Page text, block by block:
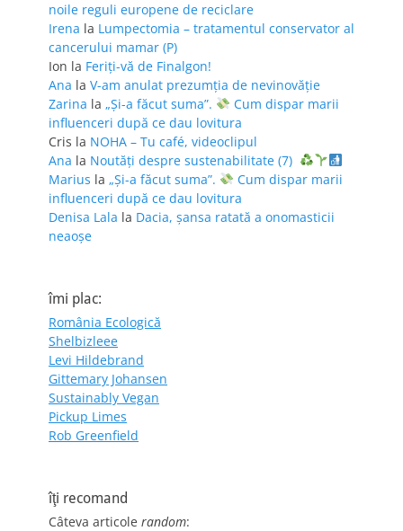
noile reguli europene de reciclare
Irena la Lumpectomia – tratamentul conservator al
cancerului mamar (P)
Ion la Feriţi-vă de Finalgon!
Ana la V-am anulat prezumția de nevinovăție
Zarina la „Și-a făcut suma”.
Cum dispar marii
influenceri după ce dau lovitura
Cris la NOHA – Tu café, videoclipul
Ana la Noutăți despre sustenabilitate (7)
Marius la „Și-a făcut suma”.
Cum dispar marii
influenceri după ce dau lovitura
Denisa Lala la Dacia, șansa ratată a onomasticii
neaoșe
îmi plac:
România Ecologică
Shelbizleee
Levi Hildebrand
Gittemary Johansen
Sustainably Vegan
Pickup Limes
Rob Greenfield
îţi recomand
Câteva articole random: